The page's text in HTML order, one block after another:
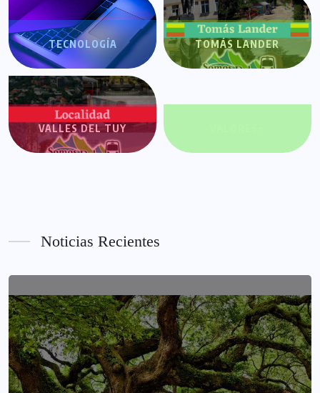
TECNOLOGÍA TOMÁS LANDER
VALLES DEL TUY
Noticias Recientes